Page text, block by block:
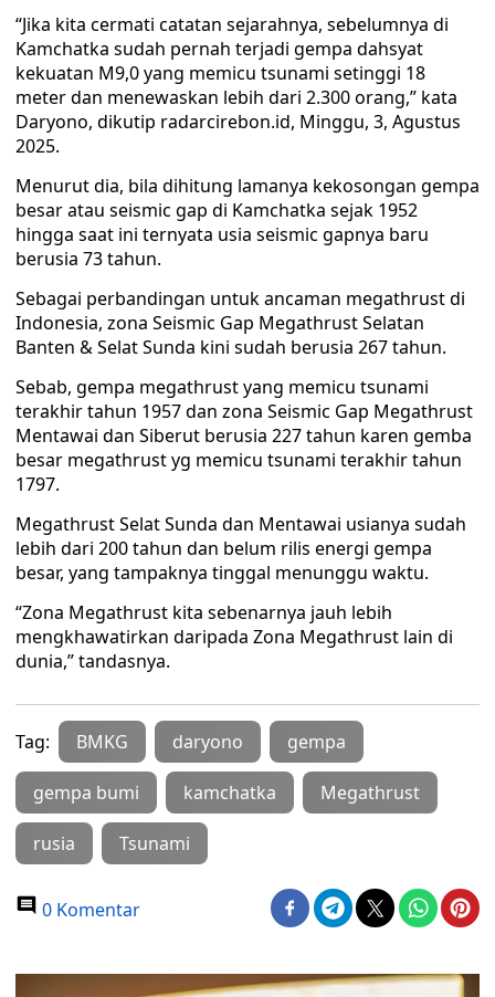
“Jika kita cermati catatan sejarahnya, sebelumnya di
Kamchatka sudah pernah terjadi gempa dahsyat
kekuatan M9,0 yang memicu tsunami setinggi 18
meter dan menewaskan lebih dari 2.300 orang,” kata
Daryono, dikutip radarcirebon.id, Minggu, 3, Agustus
2025.
Menurut dia, bila dihitung lamanya kekosongan gempa
besar atau seismic gap di Kamchatka sejak 1952
hingga saat ini ternyata usia seismic gapnya baru
berusia 73 tahun.
Sebagai perbandingan untuk ancaman megathrust di
Indonesia, zona Seismic Gap Megathrust Selatan
Banten & Selat Sunda kini sudah berusia 267 tahun.
Sebab, gempa megathrust yang memicu tsunami
terakhir tahun 1957 dan zona Seismic Gap Megathrust
Mentawai dan Siberut berusia 227 tahun karen gemba
besar megathrust yg memicu tsunami terakhir tahun
1797.
Megathrust Selat Sunda dan Mentawai usianya sudah
lebih dari 200 tahun dan belum rilis energi gempa
besar, yang tampaknya tinggal menunggu waktu.
“Zona Megathrust kita sebenarnya jauh lebih
mengkhawatirkan daripada Zona Megathrust lain di
dunia,” tandasnya.
Tag: BMKG daryono gempa
gempa bumi kamchatka Megathrust
rusia Tsunami
0 Komentar